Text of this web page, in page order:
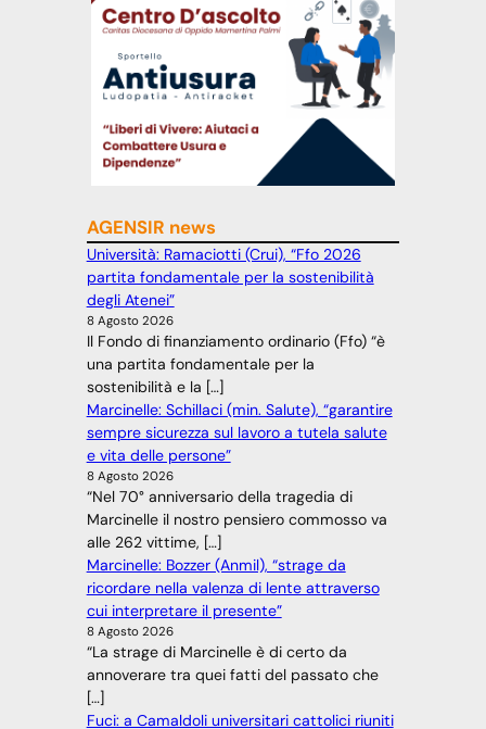
AGENSIR news
Università: Ramaciotti (Crui), “Ffo 2026
partita fondamentale per la sostenibilità
degli Atenei”
8 Agosto 2026
Il Fondo di finanziamento ordinario (Ffo) “è
una partita fondamentale per la
sostenibilità e la […]
Marcinelle: Schillaci (min. Salute), “garantire
sempre sicurezza sul lavoro a tutela salute
e vita delle persone”
8 Agosto 2026
“Nel 70° anniversario della tragedia di
Marcinelle il nostro pensiero commosso va
alle 262 vittime, […]
Marcinelle: Bozzer (Anmil), “strage da
ricordare nella valenza di lente attraverso
cui interpretare il presente”
8 Agosto 2026
“La strage di Marcinelle è di certo da
annoverare tra quei fatti del passato che
[…]
Fuci: a Camaldoli universitari cattolici riuniti